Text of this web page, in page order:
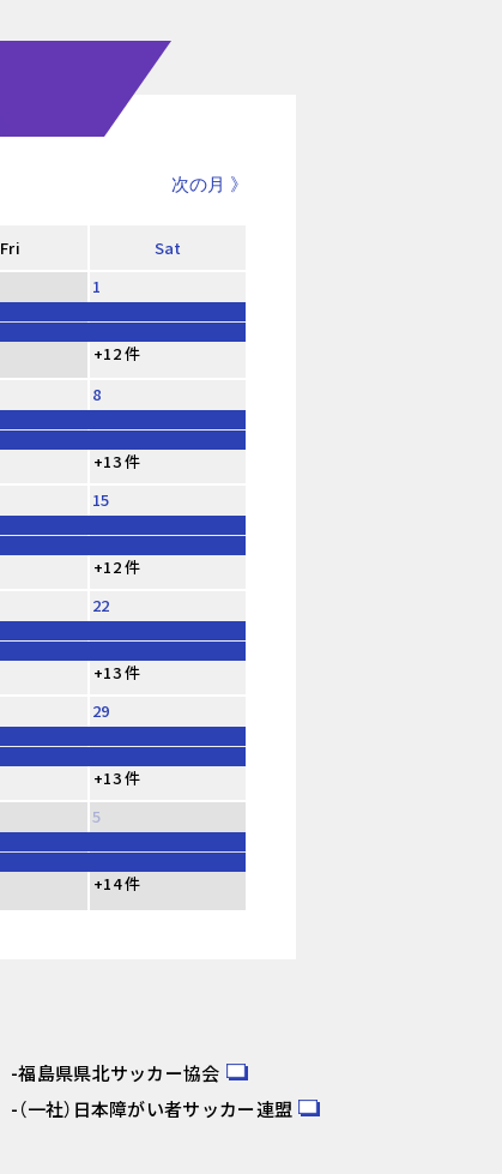
次の月 》
Fri
Sat
1
+12 件
8
+13 件
15
+12 件
22
+13 件
29
+13 件
5
+14 件
福島県県北サッカー協会
（一社）日本障がい者サッカー連盟